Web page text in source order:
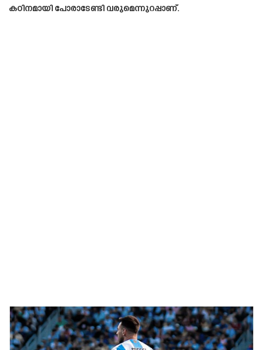
കഠിനമായി പോരാടേണ്ടി വരുമെന്നുറപ്പാണ്.